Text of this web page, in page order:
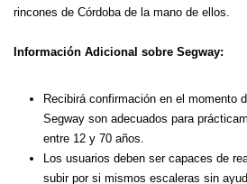
rincones de Córdoba de la mano de ellos.
Información Adicional sobre Segway:
Recibirá confirmación en el momento
Segway son adecuados para
entre 12 y 70 años.
Los usuarios deben ser capaces de
subir por si mismos escaleras sin